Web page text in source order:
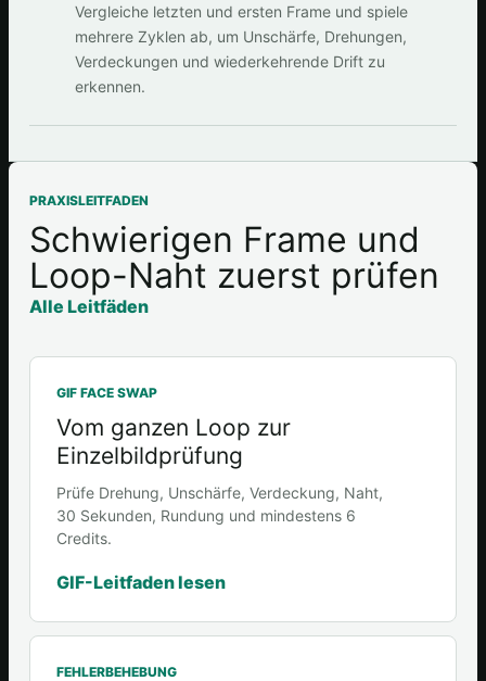
Vergleiche letzten und ersten Frame und spiele
mehrere Zyklen ab, um Unschärfe, Drehungen,
Verdeckungen und wiederkehrende Drift zu
erkennen.
PRAXISLEITFADEN
Schwierigen Frame und
Loop-Naht zuerst prüfen
Alle Leitfäden
GIF FACE SWAP
Vom ganzen Loop zur
Einzelbildprüfung
Prüfe Drehung, Unschärfe, Verdeckung, Naht,
30 Sekunden, Rundung und mindestens 6
Credits.
GIF-Leitfaden lesen
FEHLERBEHEBUNG